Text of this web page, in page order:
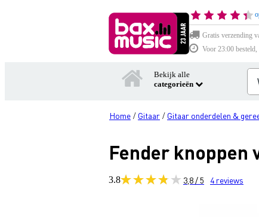
Gratis verzending
Voor 23:00
Bekijk alle
categorieën
Home / Gitaar / Gitaar onderdelen &
Fender knoppen
3.8 3,8 / 5 4reviews